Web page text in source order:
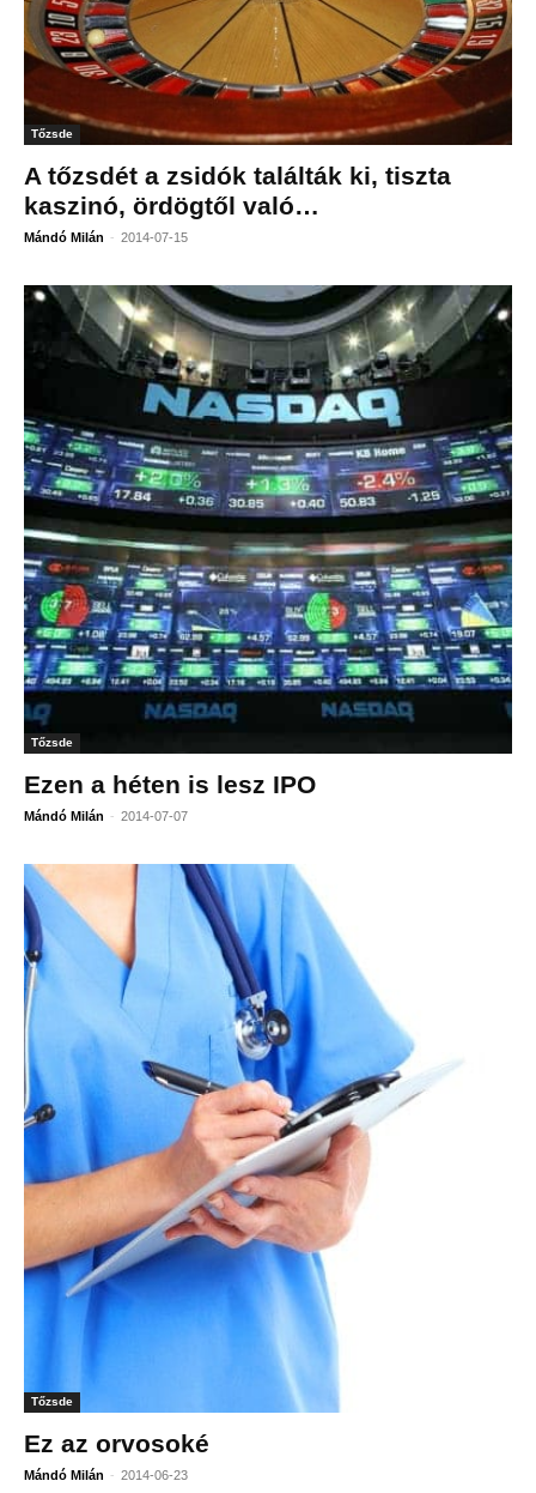
Tőzsde
A tőzsdét a zsidók találták ki, tiszta
kaszinó, ördögtől való…
Mándó Milán - 2014-07-15
Tőzsde
Ezen a héten is lesz IPO
Mándó Milán - 2014-07-07
Tőzsde
Ez az orvosoké
Mándó Milán - 2014-06-23